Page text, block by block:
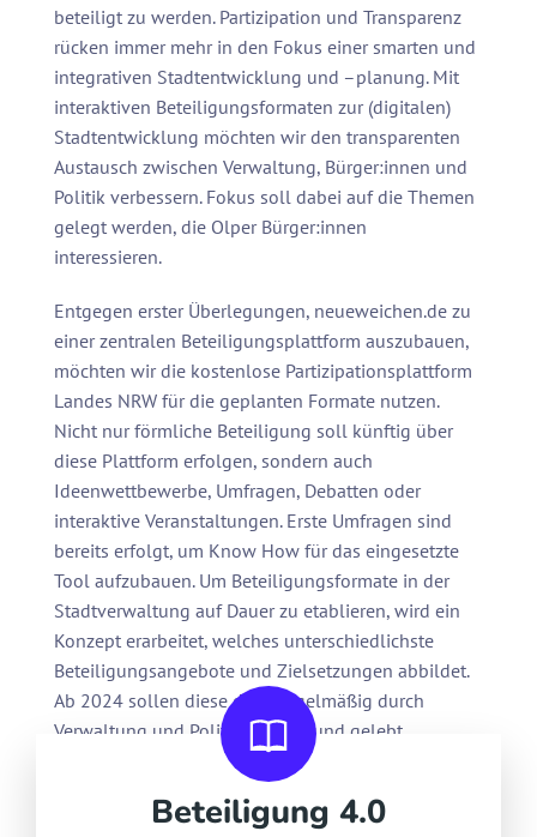
beteiligt zu werden. Partizipation und Transparenz
rücken immer mehr in den Fokus einer smarten und
integrativen Stadtentwicklung und –planung. Mit
interaktiven Beteiligungsformaten zur (digitalen)
Stadtentwicklung möchten wir den transparenten
Austausch zwischen Verwaltung, Bürger:innen und
Politik verbessern. Fokus soll dabei auf die Themen
gelegt werden, die Olper Bürger:innen
interessieren.
Entgegen erster Überlegungen, neueweichen.de zu
einer zentralen Beteiligungsplattform auszubauen,
möchten wir die kostenlose Partizipationsplattform
Landes NRW für die geplanten Formate nutzen.
Nicht nur förmliche Beteiligung soll künftig über
diese Plattform erfolgen, sondern auch
Ideenwettbewerbe, Umfragen, Debatten oder
interaktive Veranstaltungen. Erste Umfragen sind
bereits erfolgt, um Know How für das eingesetzte
Tool aufzubauen. Um Beteiligungsformate in der
Stadtverwaltung auf Dauer zu etablieren, wird ein
Konzept erarbeitet, welches unterschiedlichste
Beteiligungsangebote und Zielsetzungen abbildet.
Ab 2024 sollen diese dann regelmäßig durch
Verwaltung und Politik genutzt und gelebt
Beteiligung 4.0